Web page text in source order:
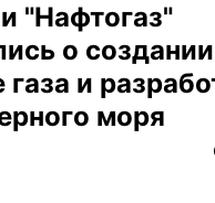
"Нафтогаз"
о
и
моря